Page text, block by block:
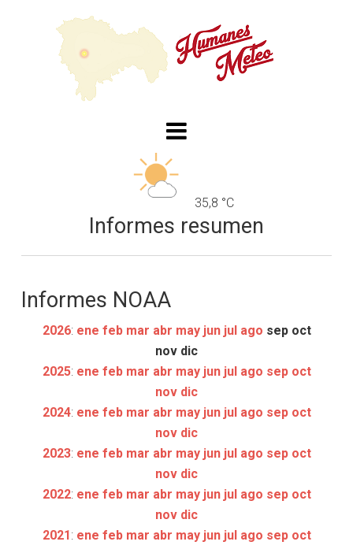
35,8 °C
Informes resumen
Informes NOAA
2026: ene feb mar abr may jun jul ago sep oct
nov dic
2025: ene feb mar abr may jun jul ago sep oct
nov dic
2024: ene feb mar abr may jun jul ago sep oct
nov dic
2023: ene feb mar abr may jun jul ago sep oct
nov dic
2022: ene feb mar abr may jun jul ago sep oct
nov dic
2021: ene feb mar abr may jun jul ago sep oct